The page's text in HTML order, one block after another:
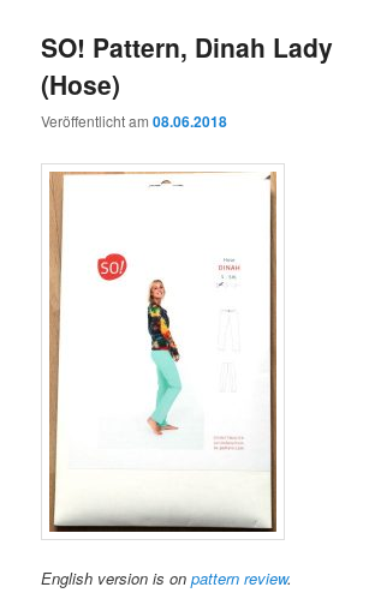
SO! Pattern, Dinah Lady
(Hose)
Veröffentlicht am08.06.2018
English version is onpattern review.